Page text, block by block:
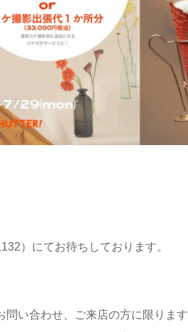
）にてお待ちしております。
問い合わせ、ご来店の方に限ります